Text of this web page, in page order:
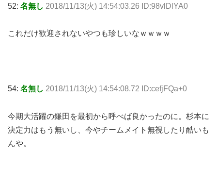
52: 名無し 2018/11/13(火) 14:54:03.26 ID:98vlDlYA0
これだけ歓迎されないやつも珍しいなｗｗｗｗ
54: 名無し 2018/11/13(火) 14:54:08.72 ID:cefjFQa+0
今期大活躍の鎌田を最初から呼べば良かったのに。杉本に
決定力はもう無いし、今やチームメイト無視したり酷いも
んや。